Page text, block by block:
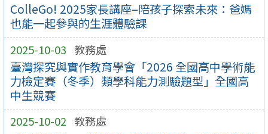
ColleGo! 2025家長講座–陪孩子探索未來：爸媽
也能一起參與的生涯體驗課
2025-10-03 教務處
臺灣探究與實作教育學會「2026 全國高中學術能
力檢定賽（冬季）類學科能力測驗題型」全國高
中生競賽
2025-10-02 教務處